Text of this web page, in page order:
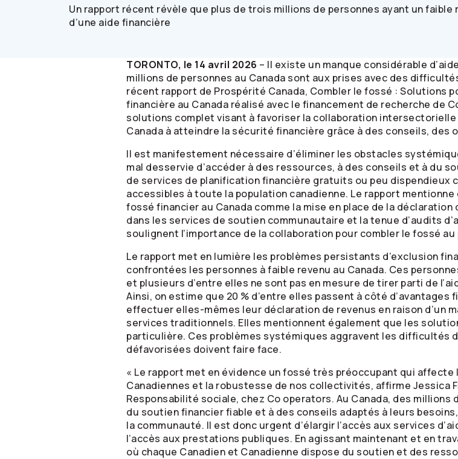
Un rapport récent révèle que plus de trois millions de personnes ayant un faible
d’une aide financière
TORONTO, le 14 avril 2026 – Il existe un manque considérable
millions de personnes au Canada sont aux prises avec des
récent rapport de Prospérité Canada, Combler le fossé : Solutions
financière au Canada réalisé avec le financement de recherche de
solutions complet visant à favoriser la collaboration intersectorielle
Canada à atteindre la sécurité financière grâce à des conseils,
Il est manifestement nécessaire d’éliminer les obstacles
mal desservie d’accéder à des ressources, à des conseils et à du
de services de planification financière gratuits ou peu dispendieux
accessibles à toute la population canadienne. Le rapport
fossé financier au Canada comme la mise en place de la
dans les services de soutien communautaire et la tenue d’audits
soulignent l’importance de la collaboration pour combler le fossé au
Le rapport met en lumière les problèmes persistants d’exclusion
confrontées les personnes à faible revenu au Canada. Ces
et plusieurs d’entre elles ne sont pas en mesure de tirer parti de
Ainsi, on estime que 20 % d’entre elles passent à côté
effectuer elles-mêmes leur déclaration de revenus en raison d’un
services traditionnels. Elles mentionnent également que les
particulière. Ces problèmes systémiques aggravent les difficultés
défavorisées doivent faire face.
« Le rapport met en évidence un fossé très préoccupant qui
Canadiennes et la robustesse de nos collectivités, affirme Jessica
Responsabilité sociale, chez Co operators. Au Canada, des millions
du soutien financier fiable et à des conseils adaptés à leurs
la communauté. Il est donc urgent d’élargir l’accès aux services
l’accès aux prestations publiques. En agissant maintenant et en
où chaque Canadien et Canadienne dispose du soutien et des